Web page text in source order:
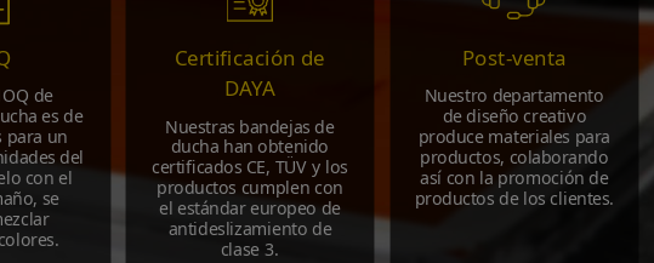
de
es de
para un
del
con el
se
Certificación de
DAYA
Nuestras bandejas de
ducha han obtenido
certificados CE, TÜV y los
productos cumplen con
el estándar europeo de
antideslizamiento de
clase 3.
Post-venta
Nuestro departamento
de diseño creativo
produce materiales para
productos, colaborando
así con la promoción de
productos de los clientes.